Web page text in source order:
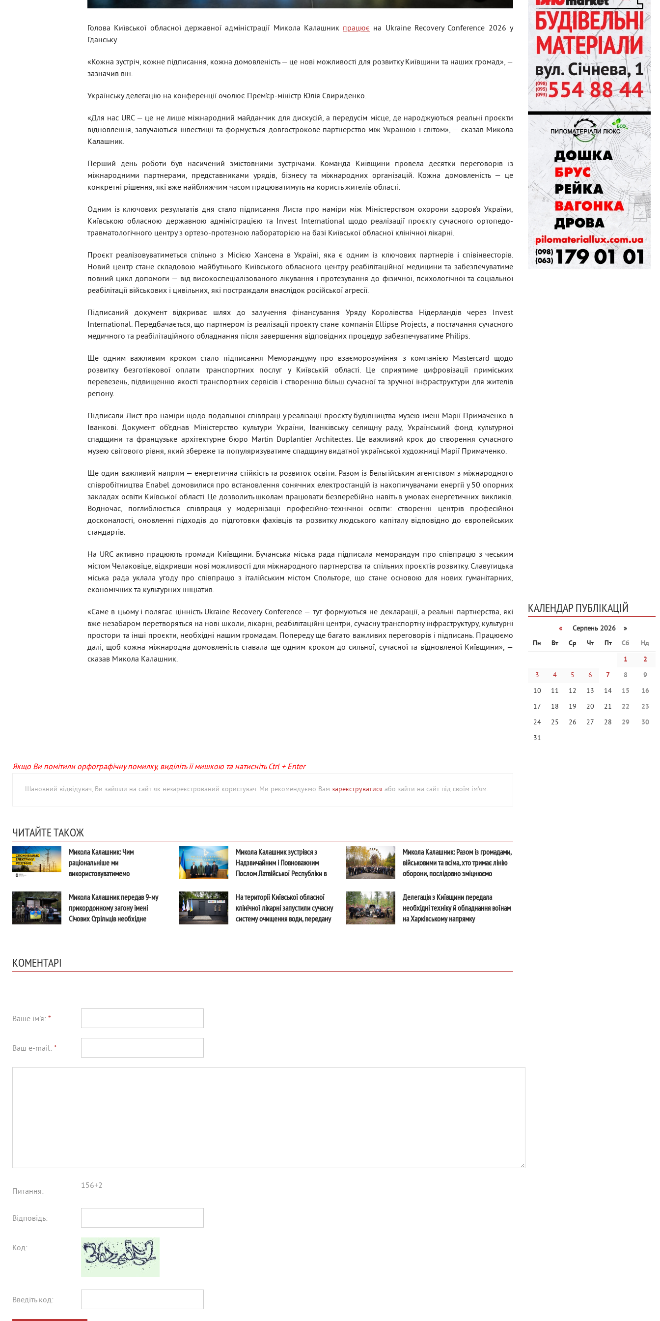
Голова Київської обласної державної адміністрації Микола Калашникпрацюєна Ukraine Recovery Conference 2026 у
Гданську.
«Кожна зустріч, кожне підписання, кожна домовленість — це нові можливості для розвитку Київщини та наших громад», —
зазначив він.
Українську делегацію на конференції очолює Прем’єр-міністр Юлія Свириденко.
«Для нас URC — це не лише міжнародний майданчик для дискусій, а передусім місце, де народжуються реальні проєкти
відновлення, залучаються інвестиції та формується довгострокове партнерство між Україною і світом», — сказав Микола
Калашник.
Перший день роботи був насичений змістовними зустрічами. Команда Київщини провела десятки переговорів із
міжнародними партнерами, представниками урядів, бізнесу та міжнародних організацій. Кожна домовленість — це
конкретні рішення, які вже найближчим часом працюватимуть на користь жителів області.
Одним із ключових результатів дня стало підписання Листа про наміри між Міністерством охорони здоров’я України,
Київською обласною державною адміністрацією та Invest International щодо реалізації проєкту сучасного ортопедо-
травматологічного центру з ортезо-протезною лабораторією на базі Київської обласної клінічної лікарні.
Проєкт реалізовуватиметься спільно з Місією Хансена в Україні, яка є одним із ключових партнерів і співінвесторів.
Новий центр стане складовою майбутнього Київського обласного центру реабілітаційної медицини та забезпечуватиме
повний цикл допомоги — від високоспеціалізованого лікування і протезування до фізичної, психологічної та соціальної
реабілітації військових і цивільних, які постраждали внаслідок російської агресії.
Підписаний документ відкриває шлях до залучення фінансування Уряду Королівства Нідерландів через Invest
International. Передбачається, що партнером із реалізації проєкту стане компанія Ellipse Projects, а постачання сучасного
медичного та реабілітаційного обладнання після завершення відповідних процедур забезпечуватиме Philips.
Ще одним важливим кроком стало підписання Меморандуму про взаєморозуміння з компанією Mastercard щодо
розвитку безготівкової оплати транспортних послуг у Київській області. Це сприятиме цифровізації приміських
перевезень, підвищенню якості транспортних сервісів і створенню більш сучасної та зручної інфраструктури для жителів
регіону.
Підписали Лист про наміри щодо подальшої співпраці у реалізації проєкту будівництва музею імені Марії Примаченко в
Іванкові. Документ об’єднав Міністерство культури України, Іванківську селищну раду, Український фонд культурної
спадщини та французьке архітектурне бюро Martin Duplantier Architectes. Це важливий крок до створення сучасного
музею світового рівня, який збереже та популяризуватиме спадщину видатної української художниці Марії Примаченко.
Ще один важливий напрям — енергетична стійкість та розвиток освіти. Разом із Бельгійським агентством з міжнародного
співробітництва Enabel домовилися про встановлення сонячних електростанцій із накопичувачами енергії у 50 опорних
закладах освіти Київської області. Це дозволить школам працювати безперебійно навіть в умовах енергетичних викликів.
Водночас, поглиблюється співпраця у модернізації професійно-технічної освіти: створенні центрів професійної
досконалості, оновленні підходів до підготовки фахівців та розвитку людського капіталу відповідно до європейських
стандартів.
На URC активно працюють громади Київщини. Бучанська міська рада підписала меморандум про співпрацю з чеським
містом Челаковіце, відкривши нові можливості для міжнародного партнерства та спільних проєктів розвитку. Славутицька
міська рада уклала угоду про співпрацю з італійським містом Спольторе, що стане основою для нових гуманітарних,
економічних та культурних ініціатив.
«Саме в цьому і полягає цінність Ukraine Recovery Conference — тут формуються не декларації, а реальні партнерства, які
вже незабаром перетворяться на нові школи, лікарні, реабілітаційні центри, сучасну транспортну інфраструктуру, культурні
простори та інші проєкти, необхідні нашим громадам. Попереду ще багато важливих переговорів і підписань. Працюємо
далі, щоб кожна міжнародна домовленість ставала ще одним кроком до сильної, сучасної та відновленої Київщини», —
сказав Микола Калашник.
Якщо Ви помітили орфографічну помилку, виділіть її мишкою та натисніть Ctrl + Enter
Шановний відвідувач, Ви зайшли на сайт як незареєстрований користувач. Ми рекомендуємо Вам зареєструватися або зайти на сайт під своїм ім'ям.
ЧИТАЙТЕ ТАКОЖ
Микола Калашник: Чим
раціональніше ми
використовуватимемо
буде Київщина
Микола Калашник зустрівся з
Надзвичайним і Повноважним
Послом Латвійської Республіки в
Микола Калашник: Разом із громадами,
військовими та всіма, хто тримає лінію
оборони, послідовно зміцнюємо
Микола Калашник передав 9-му
прикордонному загону імені
Січових Стрільців необхідне
На території Київської обласної
клінічної лікарні запустили сучасну
систему очищення води, передану
Делегація з Київщини передала
необхідні техніку й обладнання воїнам
на Харківському напрямку
КОМЕНТАРІ
Ваше ім'я: *
Ваш e-mail: *
Питання:
156+2
Відповідь:
Код:
Введіть код:
КАЛЕНДАР ПУБЛІКАЦІЙ
«
Серпень 2026 »
Пн
Вт Ср Чт Пт Сб
Нд
1
2
3
4 5 6 7 8
9
10
11 12 13 14 15
16
17
18 19 20 21 22
23
24
25 26 27 28 29
30
31